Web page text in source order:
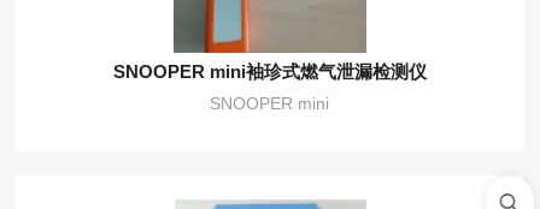
SNOOPER mini袖珍式燃气泄漏检测仪
SNOOPER mini